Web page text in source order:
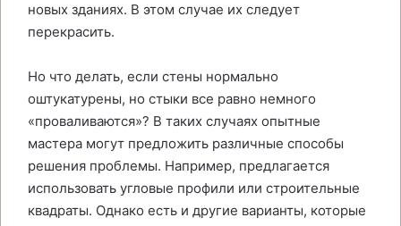
новых зданиях. В этом случае их следует
перекрасить.
Но что делать, если стены нормально
оштукатурены, но стыки все равно немного
«проваливаются»? В таких случаях опытные
мастера могут предложить различные способы
решения проблемы. Например, предлагается
использовать угловые профили или строительные
квадраты. Однако есть и другие варианты, которые